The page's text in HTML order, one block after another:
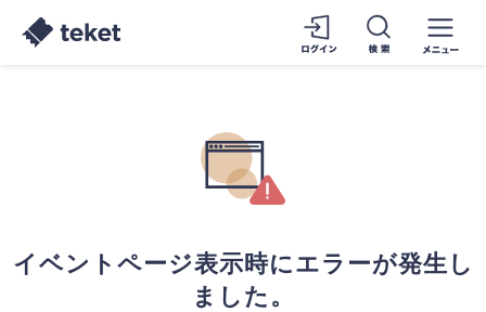
イベントページ表示時にエラーが発生し
ました。